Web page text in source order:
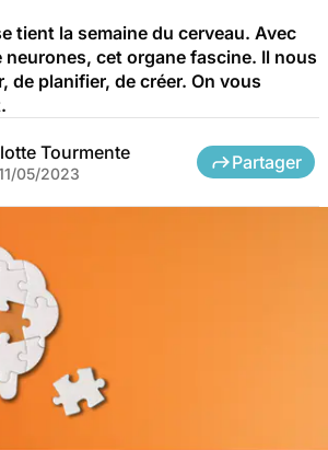
tient la semaine du cerveau. Avec
neurones, cet organe fascine. Il nous
de planifier, de créer. On vous
Tourmente
05/2023
Partager